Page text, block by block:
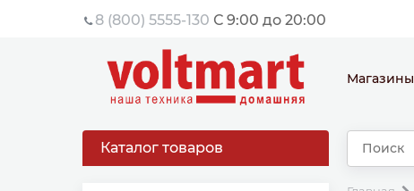
8 (800) 5555-130 С 9:00 до 20:00
Магазины
Каталог товаров